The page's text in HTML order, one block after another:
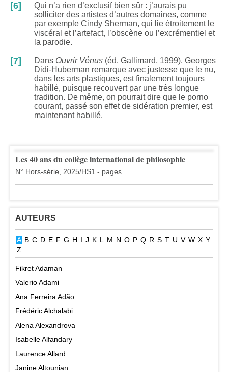
[6]
Qui n’a rien d’exclusif bien sûr : j’aurais pu
solliciter des artistes d’autres domaines, comme
par exemple Cindy Sherman, qui lie étroitement le
viscéral et l’artefact, l’obscène ou l’excrémentiel et
la parodie.
[7] Dans Ouvrir Vénus (éd. Gallimard, 1999), Georges
Didi-Huberman remarque avec justesse que le nu,
dans les arts plastiques, est finalement toujours
habillé, puisque recouvert par une très longue
tradition. De même, on pourrait dire que le porno
courant, passé son effet de sidération premier, est
maintenant habillé.
Les 40 ans du collège international de philosophie
N° Hors-série, 2025/HS1 - pages
AUTEURS
A B C D E F G H I J K L M N O P Q R S T U V W X Y
Z
Fikret Adaman
Valerio Adami
Ana Ferreira Adão
Frédéric Alchalabi
Alena Alexandrova
Isabelle Alfandary
Laurence Allard
Janine Altounian